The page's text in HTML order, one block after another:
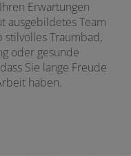
Erwartungen
ausgebildetes Team
Traumbad,
oder gesunde
Sie lange Freude
haben.